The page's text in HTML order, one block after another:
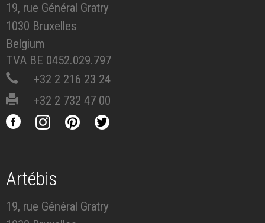
19, rue Général Gratry
1030 Bruxelles
Belgium
TVA BE 0452.029.797
+32 2 216 23 24
+32 2 732 47 00
Artébis
19, rue Général Gratry